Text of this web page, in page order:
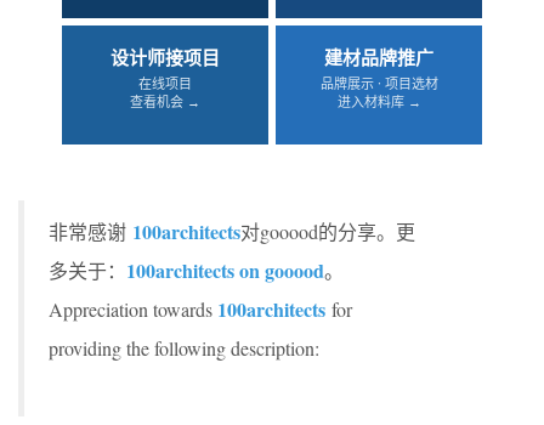
设计师接项目
在线项目
查看机会 →
建材品牌推广
品牌展示 · 项目选材
进入材料库 →
非常感谢 100architects对gooood的分享。更
多关于： 100architects on gooood。
Appreciation towards 100architects for
providing the following description: